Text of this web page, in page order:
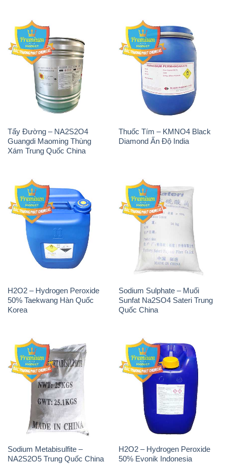
Tẩy Đường – NA2S2O4
Guangdi Maoming Thùng
Xám Trung Quốc China
Thuốc Tím – KMNO4 Black
Diamond Ấn Độ India
H2O2 – Hydrogen Peroxide
50% Taekwang Hàn Quốc
Korea
Sodium Sulphate – Muối
Sunfat Na2SO4 Sateri Trung
Quốc China
Sodium Metabisulfite –
NA2S2O5 Trung Quốc China
H2O2 – Hydrogen Peroxide
50% Evonik Indonesia